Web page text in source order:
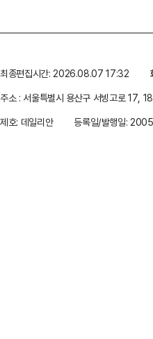
최종편집시간: 2026.08.07 17:32
주소 : 서울특별시 용산구 서빙고로 17,
제호: 데일리안
등록일/발행일: